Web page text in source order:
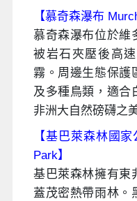
【慕奇森瀑布
慕奇森瀑布位於維
被岩石夾壓後高
霧。周邊生態保護
及多種鳥類，適合
非洲大自然磅礴之
【基巴萊森林國
Park】
基巴萊森林擁有東
蓋茂密熱帶雨林。